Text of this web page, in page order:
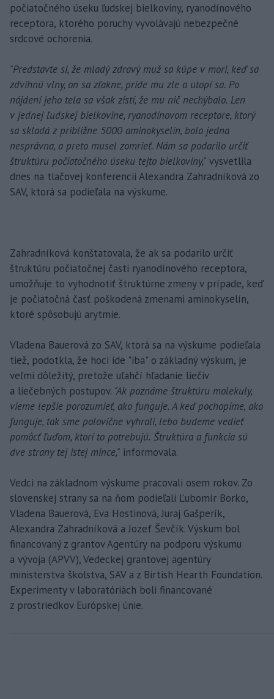
počiatočného úseku ľudskej bielkoviny, ryanodínového
receptora, ktorého poruchy vyvolávajú nebezpečné
srdcové ochorenia.
"Predstavte si, že mladý zdravý muž sa kúpe v mori, keď sa
zdvihnú vlny, on sa zľakne, príde mu zle a utopí sa. Po
nájdení jeho tela sa však zistí, že mu nič nechýbalo. Len
v jednej ľudskej bielkovine, ryanodínovom receptore, ktorý
sa skladá z približne 5000 aminokyselín, bola jedna
nesprávna, a preto musel zomrieť. Nám sa podarilo určiť
štruktúru počiatočného úseku tejto bielkoviny," vysvetlila
dnes na tlačovej konferencii Alexandra Zahradníková zo
SAV, ktorá sa podieľala na výskume.
Zahradníková konštatovala, že ak sa podarilo určiť
štruktúru počiatočnej časti ryanodínového receptora,
umožňuje to vyhodnotiť štruktúrne zmeny v prípade, keď
je počiatočná časť poškodená zmenami aminokyselín,
ktoré spôsobujú arytmie.
Vladena Bauerová zo SAV, ktorá sa na výskume podieľala
tiež, podotkla, že hoci ide "iba" o základný výskum, je
veľmi dôležitý, pretože uľahčí hľadanie liečiv
a liečebných postupov. "Ak poznáme štruktúru molekuly,
vieme lepšie porozumieť, ako funguje. A keď pochopíme, ako
funguje, tak sme polovične vyhrali, lebo budeme vedieť
pomôcť ľuďom, ktorí to potrebujú. Štruktúra a funkcia sú
dve strany tej istej mince," informovala.
Vedci na základnom výskume pracovali osem rokov. Zo
slovenskej strany sa na ňom podieľali Ľubomír Borko,
Vladena Bauerová, Eva Hostinová, Juraj Gašperík,
Alexandra Zahradníková a Jozef Ševčík. Výskum bol
financovaný z grantov Agentúry na podporu výskumu
a vývoja (APVV), Vedeckej grantovej agentúry
ministerstva školstva, SAV a z Birtish Hearth Foundation.
Experimenty v laboratóriách boli financované
z prostriedkov Európskej únie.